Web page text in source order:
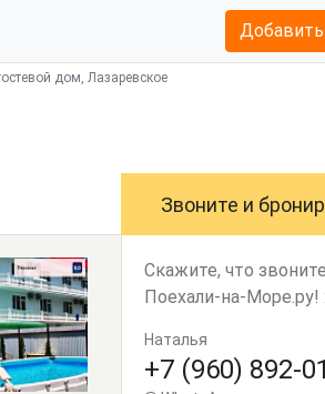
дом, Лазаревское
Звоните и
Скажите, что
Поехали-на-Море.ру!
Наталья
+7 (960) 892-